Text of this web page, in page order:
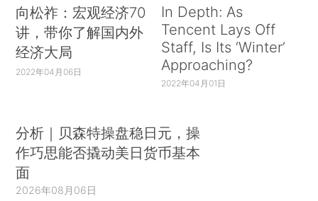
向松祚：宏观经济70
讲，带你了解国内外
经济大局
2022年04月06日
In Depth: As
Tencent Lays Off
Staff, Is Its ‘Winter’
Approaching?
2022年04月01日
分析｜贝森特操盘稳日元，操
作巧思能否撬动美日货币基本
面
2026年08月06日